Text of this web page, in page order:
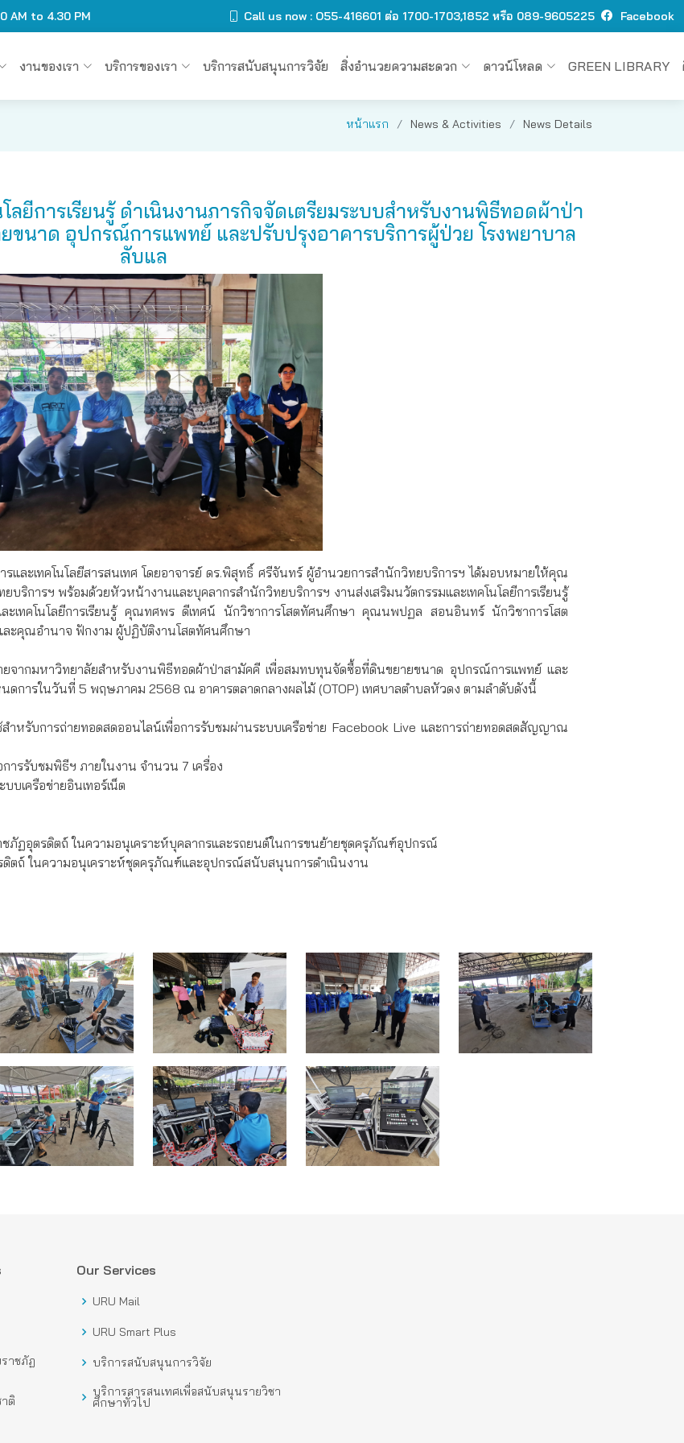
AM to 4.30 PM Call us now : O55-416601 ต่อ 1700-1703,1852 หรือ 089-9605225 Facebook
งานของเรา บริการของเรา บริการสนับสนุนการวิจัย สิ่งอำนวยความสะดวก ดาวน์โหลด GREEN LIBRARY
หน้าแรก News & Activities News Details
ลยีการเรียนรู้ ดำเนินงานภารกิจจัดเตรียมระบบสำหรับงานพิธีทอดผ้าป่า
นาด อุปกรณ์การแพทย์ และปรับปรุงอาคารบริการผู้ป่วย โรงพยาบาล
ลับแล
ะเทคโนโลยีสารสนเทศ โดยอาจารย์ ดร.พิสุทธิ์ ศรีจันทร์ ผู้อำนวยการสำนักวิทยบริการฯ ได้มอบหมายให้คุณ
การฯ พร้อมด้วยหัวหน้างานและบุคลากรสำนักวิทยบริการฯ งานส่งเสริมนวัตกรรมและเทคโนโลยีการเรียนรู้
เทคโนโลยีการเรียนรู้ คุณทศพร ดีเทศน์ นักวิชาการโสตทัศนศึกษา คุณนพปฏล สอนอินทร์ นักวิชาการโสต
ะคุณอำนาจ ฟักงาม ผู้ปฏิบัติงานโสตทัศนศึกษา
ยจากมหาวิทยาลัยสำหรับงานพิธีทอดผ้าป่าสามัคคี เพื่อสมทบทุนจัดซื้อที่ดินขยายขนาด อุปกรณ์การแพทย์ และ
ดการในวันที่ 5 พฤษภาคม 2568 ณ อาคารตลาดกลางผลไม้ (OTOP) เทศบาลตำบลหัวดง ตามลำดับดังนี้
หรับการถ่ายทอดสดออนไลน์เพื่อการรับชมผ่านระบบเครือข่าย Facebook Live และการถ่ายทอดสดสัญญาณ
ารรับชมพิธีฯ ภายในงาน จำนวน 7 เครื่อง
เครือข่ายอินเทอร์เน็ต
ภัฏอุตรดิตถ์ ในความอนุเคราะห์บุคลากรและรถยนต์ในการขนย้ายชุดครุภัณฑ์อุปกรณ์
ตถ์ ในความอนุเคราะห์ชุดครุภัณฑ์และอุปกรณ์สนับสนุนการดำเนินงาน
าชภัฏ
ติ
Our Services
URU Mail
URU Smart Plus
บริการสนับสนุนการวิจัย
บริการสารสนเทศเพื่อสนับสนุนรายวิชา
ศึกษาทั่วไป